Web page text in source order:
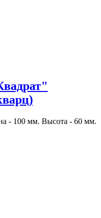
- 100 мм. Высота - 60 мм.